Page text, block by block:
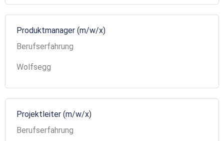
Produktmanager (m/w/x)
Berufserfahrung
Wolfsegg
Projektleiter (m/w/x)
Berufserfahrung